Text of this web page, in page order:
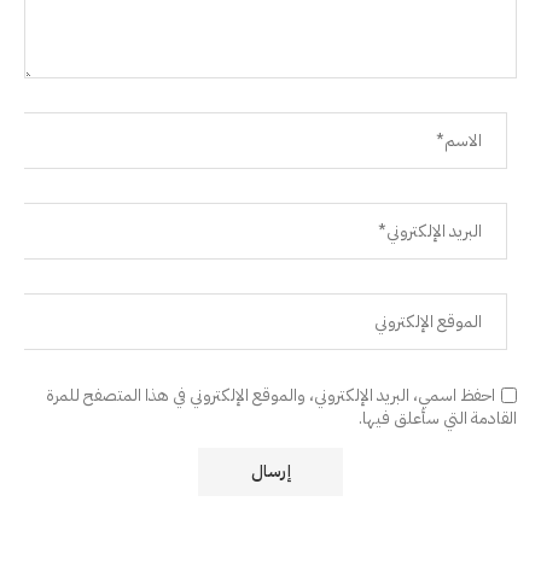
احفظ اسمي، البريد الإلكتروني، والموقع الإلكتروني في هذا المتصفح للمرة
القادمة التي سأعلق فيها.